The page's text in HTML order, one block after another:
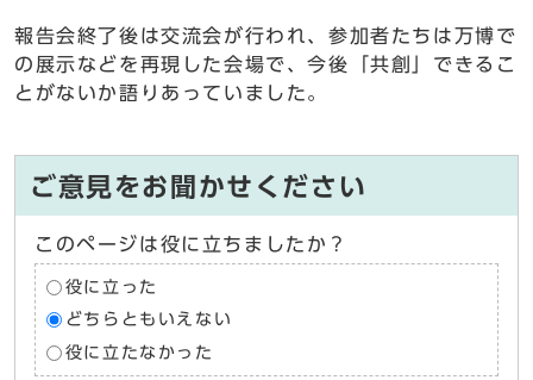
報告会終了後は交流会が行われ、参加者たちは万博で
の展示などを再現した会場で、今後「共創」できるこ
とがないか語りあっていました。
ご意見をお聞かせください
このページは役に立ちましたか？
役に立った
どちらともいえない
役に立たなかった